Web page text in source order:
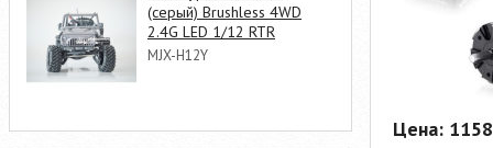
(серый) Brushless 4WD
2.4G LED 1/12 RTR
MJX-H12Y
Цена: